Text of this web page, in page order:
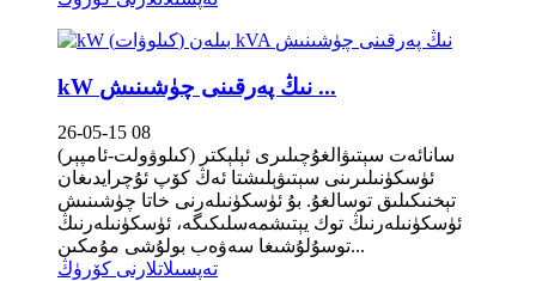
kW نىڭ پەرقىنى چۈشىنىش ...
26-05-15 08
(كىلوۋولت-ئامپېر) سانائەت سېتىۋالغۇچىلىرى ئېلېكتر
ئۈسكۈنىلىرىنى سېتىۋېلىشتا ئەڭ كۆپ ئۇچرايدىغان
تېخنىكىلىق توسالغۇ. بۇ ئۈسكۈنىلەرنى خاتا چۈشىنىش
ئۈسكۈنىلەرنىڭ توك يېتىشمەسلىكىگە، ئۈسكۈنىلەرنىڭ
توسۇلۇشىغا سەۋەب بولۇشى مۇمكىن...
تەپسىلاتلارنى كۆرۈڭ